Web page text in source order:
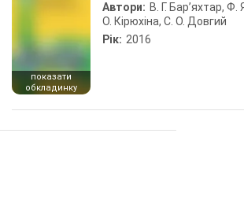
показати
обкладинку
Автори: В. Г. Бар’яхтар,
О. Кірюхіна, С. О. Довгий
Рік: 2016